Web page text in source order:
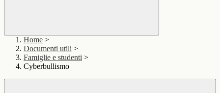
Home >
Documenti utili >
Famiglie e studenti >
Cyberbullismo